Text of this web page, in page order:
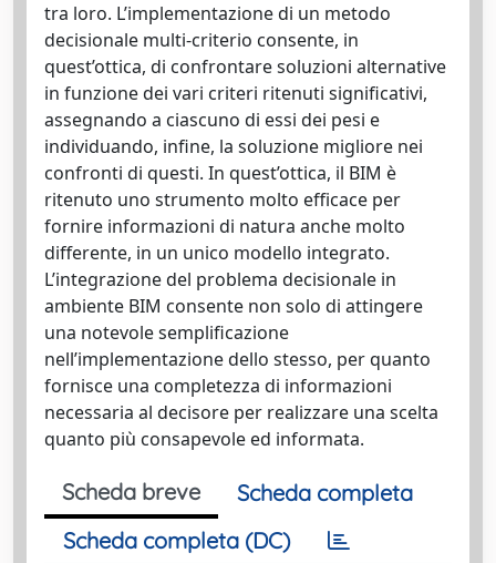
tra loro. L’implementazione di un metodo
decisionale multi-criterio consente, in
quest’ottica, di confrontare soluzioni alternative
in funzione dei vari criteri ritenuti significativi,
assegnando a ciascuno di essi dei pesi e
individuando, infine, la soluzione migliore nei
confronti di questi. In quest’ottica, il BIM è
ritenuto uno strumento molto efficace per
fornire informazioni di natura anche molto
differente, in un unico modello integrato.
L’integrazione del problema decisionale in
ambiente BIM consente non solo di attingere
una notevole semplificazione
nell’implementazione dello stesso, per quanto
fornisce una completezza di informazioni
necessaria al decisore per realizzare una scelta
quanto più consapevole ed informata.
Scheda breve
Scheda completa
Scheda completa (DC)